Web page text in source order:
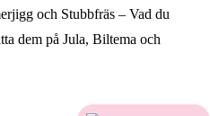
och Stubbfräs – Vad du
dem på Jula, Biltema och